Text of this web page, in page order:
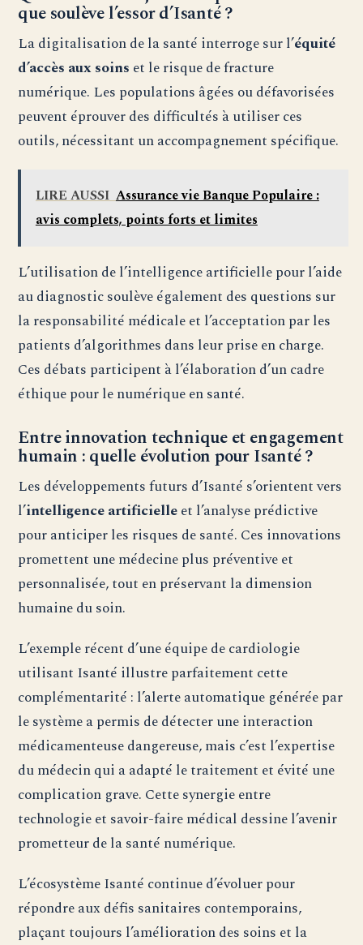
que soulève l’essor d’Isanté ?
La digitalisation de la santé interroge sur l’équité
d’accès aux soins et le risque de fracture
numérique. Les populations âgées ou défavorisées
peuvent éprouver des difficultés à utiliser ces
outils, nécessitant un accompagnement spécifique.
LIRE AUSSI Assurance vie Banque Populaire :
avis complets, points forts et limites
L’utilisation de l’intelligence artificielle pour l’aide
au diagnostic soulève également des questions sur
la responsabilité médicale et l’acceptation par les
patients d’algorithmes dans leur prise en charge.
Ces débats participent à l’élaboration d’un cadre
éthique pour le numérique en santé.
Entre innovation technique et engagement
humain : quelle évolution pour Isanté ?
Les développements futurs d’Isanté s’orientent vers
l’intelligence artificielleet l’analyse prédictive
pour anticiper les risques de santé. Ces innovations
promettent une médecine plus préventive et
personnalisée, tout en préservant la dimension
humaine du soin.
L’exemple récent d’une équipe de cardiologie
utilisant Isanté illustre parfaitement cette
complémentarité : l’alerte automatique générée par
le système a permis de détecter une interaction
médicamenteuse dangereuse, mais c’est l’expertise
du médecin qui a adapté le traitement et évité une
complication grave. Cette synergie entre
technologie et savoir-faire médical dessine l’avenir
prometteur de la santé numérique.
L’écosystème Isanté continue d’évoluer pour
répondre aux défis sanitaires contemporains,
plaçant toujours l’amélioration des soins et la